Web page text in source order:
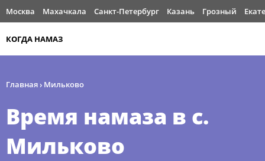
Москва Махачкала Санкт-Петербург Казань Грозный
КОГДА НАМАЗ
Главная› Мильково
Время намаза в с.
Мильково